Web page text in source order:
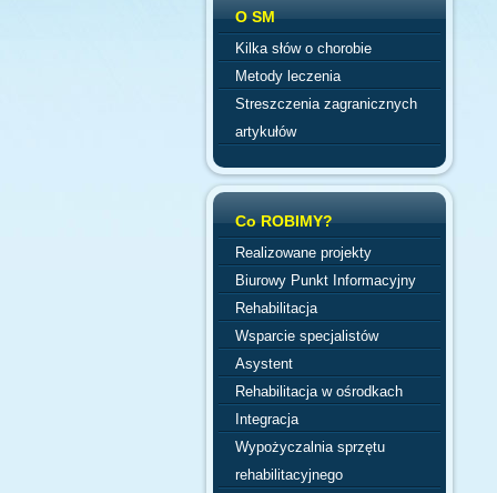
O SM
Kilka słów o chorobie
Metody leczenia
Streszczenia zagranicznych
artykułów
Co ROBIMY?
Realizowane projekty
Biurowy Punkt Informacyjny
Rehabilitacja
Wsparcie specjalistów
Asystent
Rehabilitacja w ośrodkach
Integracja
Wypożyczalnia sprzętu
rehabilitacyjnego